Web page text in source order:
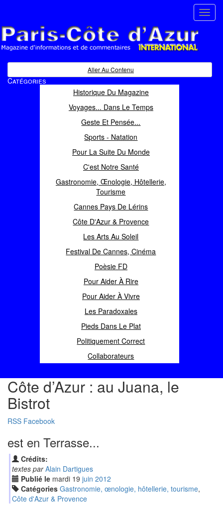
Magazine d'informations et de commentaires
Aller Au Contenu
Catégories
Historique Du Magazine
Voyages... Dans Le Temps
Geste Et Pensée...
Sports - Natation
Pour La Suite Du Monde
C'est Notre Santé
Gastronomie, Œnologie, Hôtellerie,
Tourisme
Cannes Pays De Lérins
Côte D'Azur & Provence
Les Arts Au Soleil
Festival De Cannes, Cinéma
Poèsie FD
Pour Aider À Rire
Pour Aider À Vivre
Les Paradoxales
Pieds Dans Le Plat
Politiquement Correct
Collaborateurs
Côte d’Azur : au Juana, le
Bistrot
RSS Facebook
est en Terrasse...
Crédits:
textes par Alain Dartigues
Publié le mardi 19 juin 2012
Catégories Gastronomie, œnologie, hôtellerie, tourisme,
Côte d'Azur & Provence